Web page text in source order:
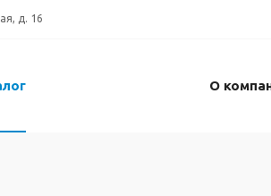
д. 16
О